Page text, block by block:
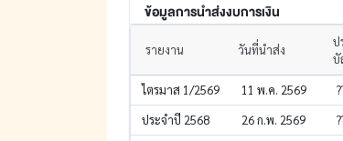
ข้อมูลการนำส่งงบการเงิน
รายงาน วันที่นำส่ง
ป
บั
ไตรมาส 1/2569 11 พ.ค. 2569
ประจำปี 2568
26 ก.พ. 2569